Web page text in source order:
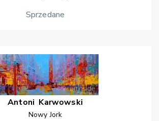
Sprzedane
Antoni Karwowski
Nowy Jork